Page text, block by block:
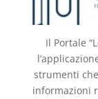
Il Portale
strumenti
informazioni